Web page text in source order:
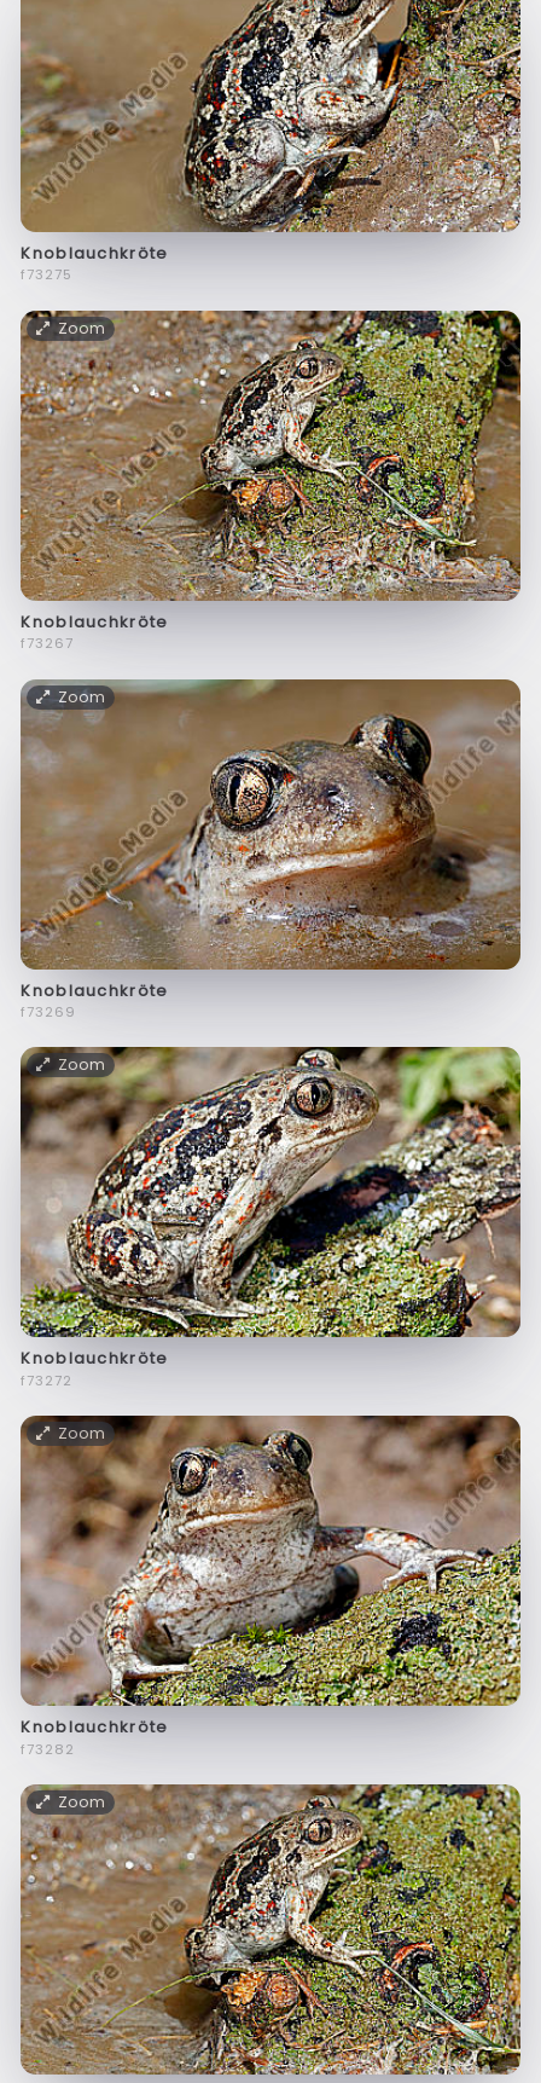
Knoblauchkröte
f73275
Zoom
Knoblauchkröte
f73267
Zoom
Knoblauchkröte
f73269
Zoom
Knoblauchkröte
f73272
Zoom
Knoblauchkröte
f73282
Zoom